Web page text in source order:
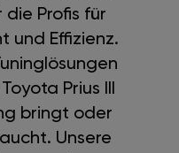
die Profis für
und Effizienz.
Prius III
bringt oder
Unsere